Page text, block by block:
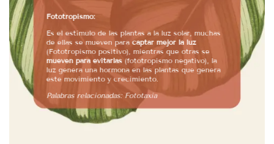
Fototropismo:
Es el estímulo de las plantas a la luz solar, muchas
de ellas se mueven paracaptar mejor la luz
(Fototropismo positivo), mientras que otras se
mueven para evitarlas(fototropismo negativo), la
luz genera una hormona en las plantas que genera
este movimiento y crecimiento.
Palabras relacionadas: Fototaxia